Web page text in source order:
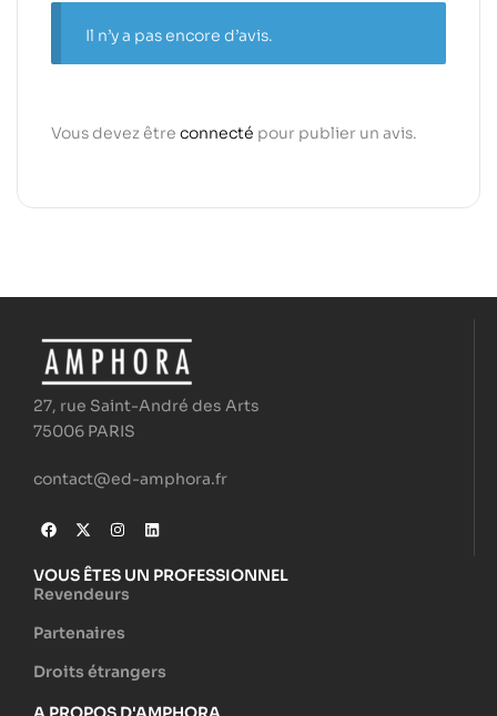
Il n’y a pas encore d’avis.
Vous devez être connecté pour publier un avis.
27, rue Saint-André des Arts
75006 PARIS
contact@ed-amphora.fr
VOUS ÊTES UN PROFESSIONNEL
Revendeurs
Partenaires
Droits étrangers